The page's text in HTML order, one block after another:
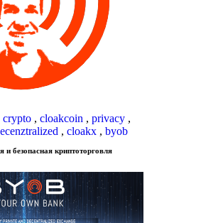
crypto , cloakcoin , privacy ,
, cloakx , byob
безопасная криптоторговля